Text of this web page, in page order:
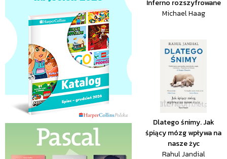
Inferno rozszyfrowane
Michael Haag
Dlatego śnimy. Jak
śpiący mózg wpływa na
nasze życ
Rahul Jandial